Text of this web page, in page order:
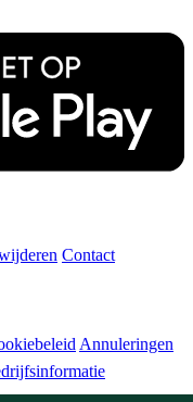
Contact
Annuleringen